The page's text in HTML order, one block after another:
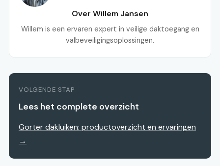
Over Willem Jansen
Willem is een ervaren expert in veilige daktoegang en
valbeveiligingsoplossingen.
VOLGENDE STAP
Lees het complete overzicht
Gorter dakluiken: productoverzicht en ervaringen
→